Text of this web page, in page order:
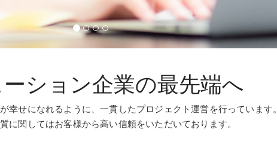
ション企業の最先端へ
幸せになれるように、一貫したプロジェクト運営を行っています。
に関してはお客様から高い信頼をいただいております。